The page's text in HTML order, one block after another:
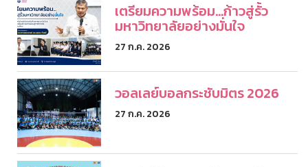
เตรียมความพร้อม...ก้าวสู่รั้ว
มหาวิทยาลัยอย่างมั่นใจ
27 ก.ค. 2026
วอลเลย์บอลกระชับมิตร 2026
27 ก.ค. 2026